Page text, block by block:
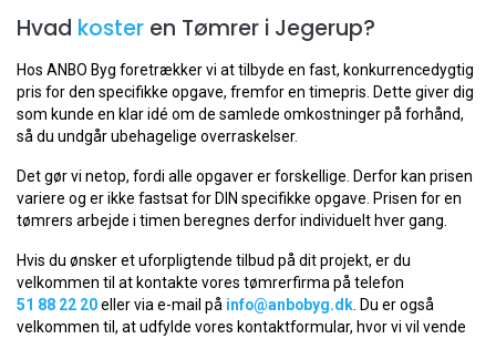
Hvad koster en Tømrer i Jegerup?
Hos ANBO Byg foretrækker vi at tilbyde en fast, konkurrencedygtig
pris for den specifikke opgave, fremfor en timepris. Dette giver dig
som kunde en klar idé om de samlede omkostninger på forhånd,
så du undgår ubehagelige overraskelser.
Det gør vi netop, fordi alle opgaver er forskellige. Derfor kan prisen
variere og er ikke fastsat for DIN specifikke opgave. Prisen for en
tømrers arbejde i timen beregnes derfor individuelt hver gang.
Hvis du ønsker et uforpligtende tilbud på dit projekt, er du
velkommen til at kontakte vores tømrerfirma på telefon
51 88 22 20eller via e-mail på info@anbobyg.dk . Du er også
velkommen til, at udfylde vores kontaktformular, hvor vi vil vende